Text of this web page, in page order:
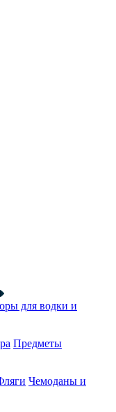
для водки и
Предметы
Чемоданы и